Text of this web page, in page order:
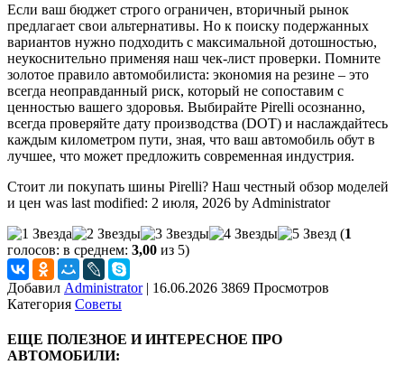
Если ваш бюджет строго ограничен, вторичный рынок
предлагает свои альтернативы. Но к поиску подержанных
вариантов нужно подходить с максимальной дотошностью,
неукоснительно применяя наш чек-лист проверки. Помните
золотое правило автомобилиста: экономия на резине – это
всегда неоправданный риск, который не сопоставим с
ценностью вашего здоровья. Выбирайте Pirelli осознанно,
всегда проверяйте дату производства (DOT) и наслаждайтесь
каждым километром пути, зная, что ваш автомобиль обут в
лучшее, что может предложить современная индустрия.
Стоит ли покупать шины Pirelli? Наш честный обзор моделей
и цен was last modified: 2 июля, 2026 by Administrator
(1
голосов: в среднем: 3,00 из 5)
Добавил Administrator | 16.06.2026 3869 Просмотров
Категория Советы
ЕЩЕ ПОЛЕЗНОЕ И ИНТЕРЕСНОЕ ПРО
АВТОМОБИЛИ: